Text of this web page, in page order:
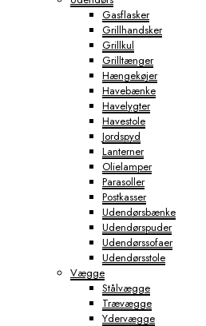
Gasflasker
Grillhandsker
Grillkul
Grilltænger
Hængekøjer
Havebænke
Havelygter
Havestole
Jordspyd
Lanterner
Olielamper
Parasoller
Postkasser
Udendørsbænke
Udendørspuder
Udendørssofaer
Udendørsstole
Vægge
Stålvægge
Trævægge
Ydervægge